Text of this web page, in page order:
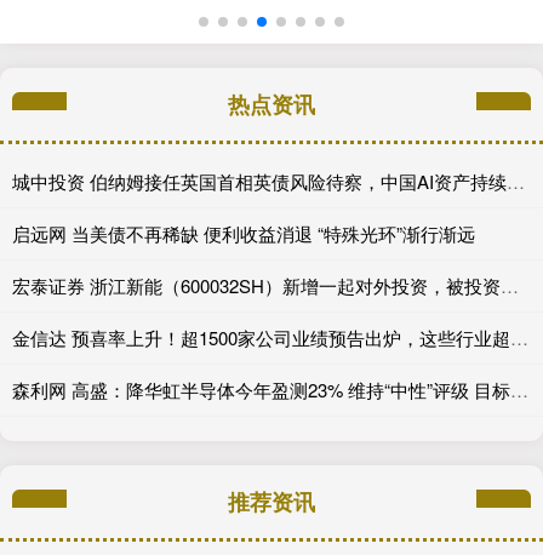
热点资讯
城中投资 伯纳姆接任英国首相英债风险待察，中国AI资产持续领涨，美国积极保障关键矿产---0624宏观脱水
启远网 当美债不再稀缺 便利收益消退 “特殊光环”渐行渐远
宏泰证券 浙江新能（600032SH）新增一起对外投资，被投资公司为浙江浙能碳资产管理有限公司
金信达 预喜率上升！超1500家公司业绩预告出炉，这些行业超预期
森利网 高盛：降华虹半导体今年盈测23% 维持“中性”评级 目标价上调至469港元
推荐资讯